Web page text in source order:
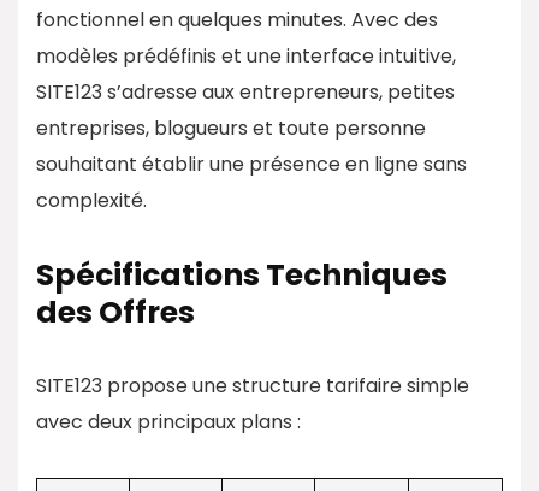
fonctionnel en quelques minutes. Avec des
modèles prédéfinis et une interface intuitive,
SITE123 s’adresse aux entrepreneurs, petites
entreprises, blogueurs et toute personne
souhaitant établir une présence en ligne sans
complexité.​
Spécifications Techniques
des Offres
SITE123 propose une structure tarifaire simple
avec deux principaux plans :​